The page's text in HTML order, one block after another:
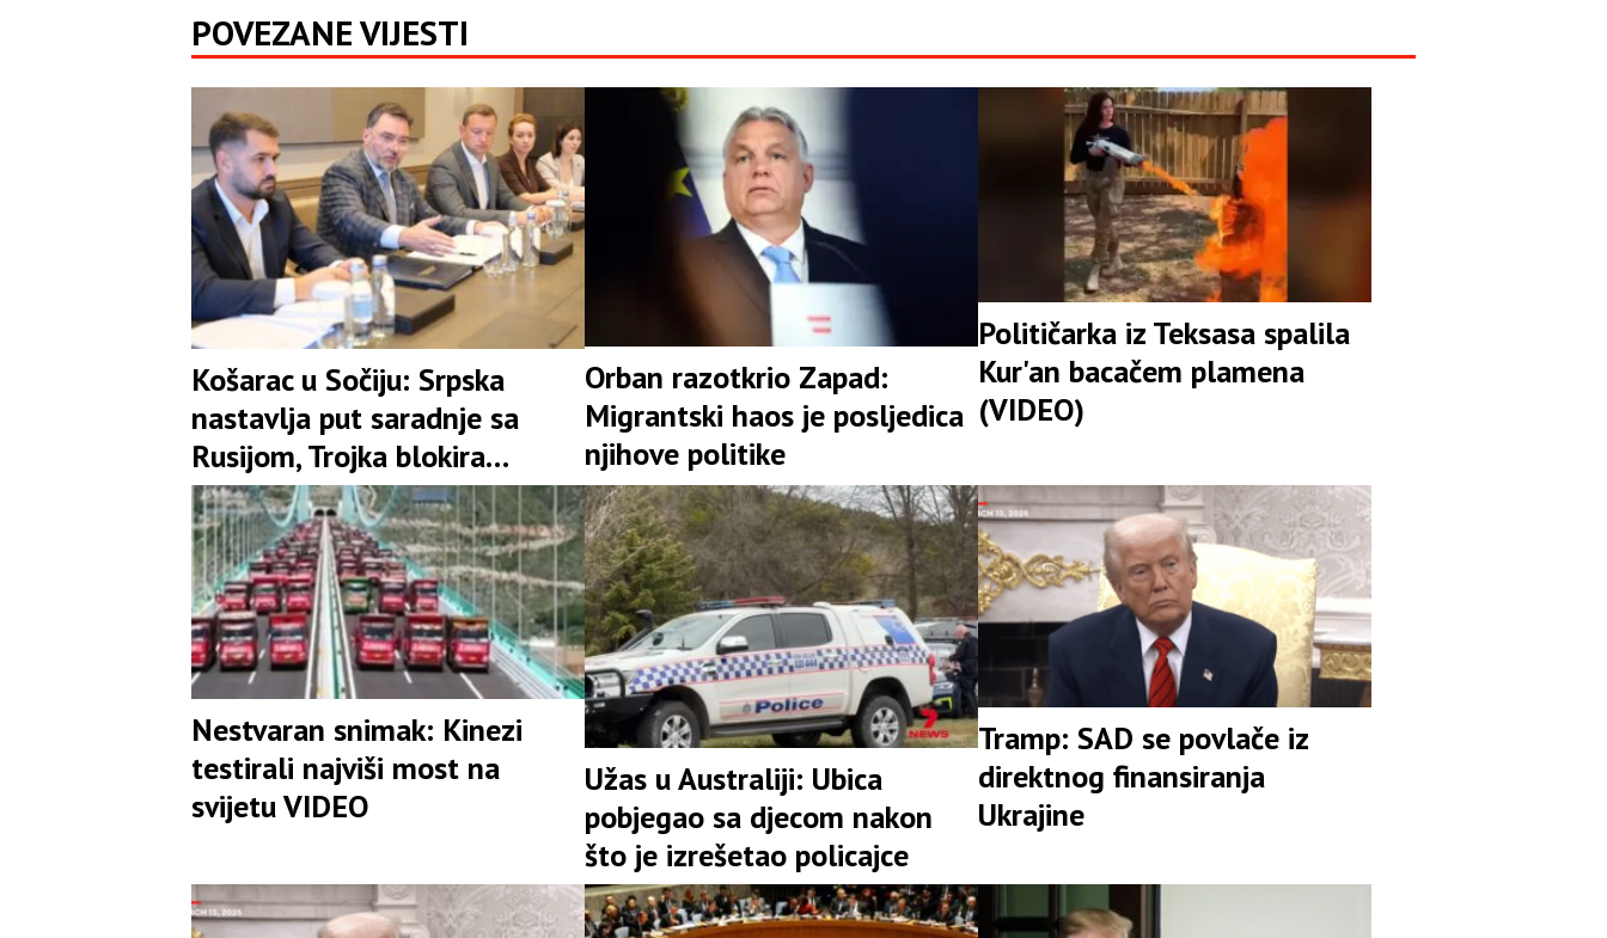
POVEZANE VIJESTI
Košarac u Sočiju: Srpska
nastavlja put saradnje sa
Rusijom, Trojka blokira
privrednike iz FBiH
Orban razotkrio Zapad:
Migrantski haos je posljedica
njihove politike
Političarka iz Teksasa spalila
Kur'an bacačem plamena
(VIDEO)
Nestvaran snimak: Kinezi
testirali najviši most na
svijetu VIDEO
Užas u Australiji: Ubica
pobjegao sa djecom nakon
što je izrešetao policajce
Tramp: SAD se povlače iz
direktnog finansiranja
Ukrajine